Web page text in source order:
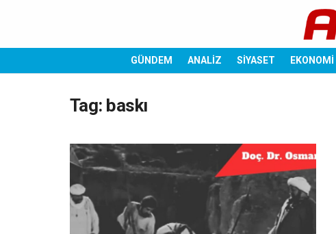
GÜNDEM ANALİZ SİYASET EKONOMİ
Tag: baskı